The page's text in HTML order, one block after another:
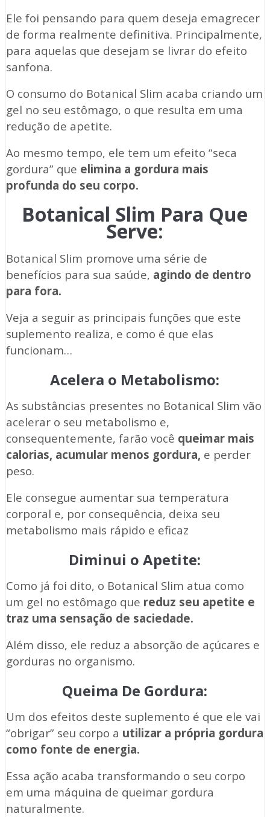
Ele foi pensando para quem deseja emagrecer
de forma realmente definitiva. Principalmente,
para aquelas que desejam se livrar do efeito
sanfona.
O consumo do Botanical Slim acaba criando um
gel no seu estômago, o que resulta em uma
redução de apetite.
Ao mesmo tempo, ele tem um efeito “seca
gordura” que elimina a gordura mais
profunda do seu corpo.
Botanical Slim Para Que
Serve:
Botanical Slim promove uma série de
benefícios para sua saúde, agindo de dentro
para fora.
Veja a seguir as principais funções que este
suplemento realiza, e como é que elas
funcionam…
Acelera o Metabolismo:
As substâncias presentes no Botanical Slim vão
acelerar o seu metabolismo e,
consequentemente, farão você queimar mais
calorias, acumular menos gordura, e perder
peso.
Ele consegue aumentar sua temperatura
corporal e, por consequência, deixa seu
metabolismo mais rápido e eficaz
Diminui o Apetite:
Como já foi dito, o Botanical Slim atua como
um gel no estômago que reduz seu apetite e
traz uma sensação de saciedade.
Além disso, ele reduz a absorção de açúcares e
gorduras no organismo.
Queima De Gordura:
Um dos efeitos deste suplemento é que ele vai
“obrigar” seu corpo a utilizar a própria gordura
como fonte de energia.
Essa ação acaba transformando o seu corpo
em uma máquina de queimar gordura
naturalmente.